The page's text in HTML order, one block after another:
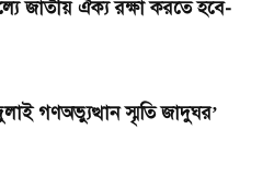
জাতীয় ঐক্য রক্ষা করতে হবে-
গণঅভ্যুত্থান স্মৃতি জাদুঘর’